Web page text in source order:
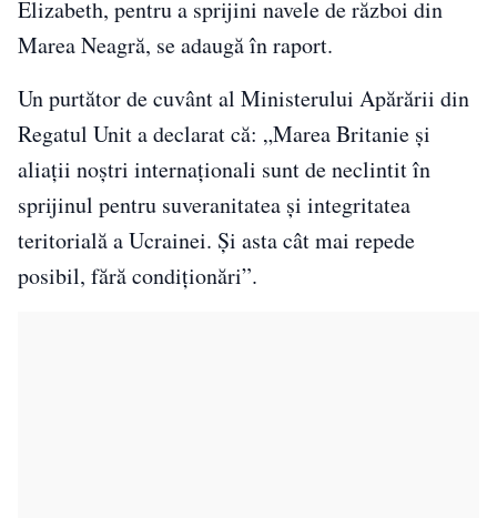
Elizabeth, pentru a sprijini navele de război din
Marea Neagră, se adaugă în raport.
Un purtător de cuvânt al Ministerului Apărării din
Regatul Unit a declarat că: „Marea Britanie și
aliații noștri internaționali sunt de neclintit în
sprijinul pentru suveranitatea și integritatea
teritorială a Ucrainei. Și asta cât mai repede
posibil, fără condiționări”.